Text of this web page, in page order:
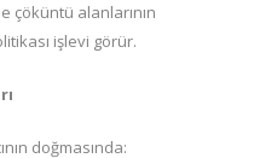
çöküntü alanlarının
işlevi görür.
doğmasında: